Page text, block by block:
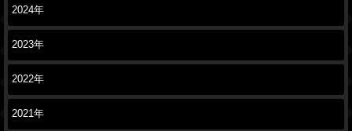
2024年
2023年
2022年
2021年